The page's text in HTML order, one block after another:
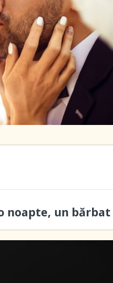
noapte, un bărbat